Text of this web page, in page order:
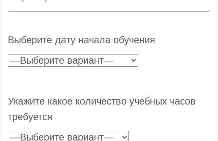
Выберите дату начала обучения
Укажите какое количество учебных часов
требуется